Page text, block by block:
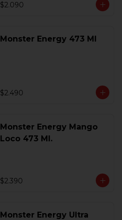
$2.090
Monster Energy 473 Ml
$2.490
Monster Energy Mango
Loco 473 Ml.
$2.390
Monster Energy Ultra